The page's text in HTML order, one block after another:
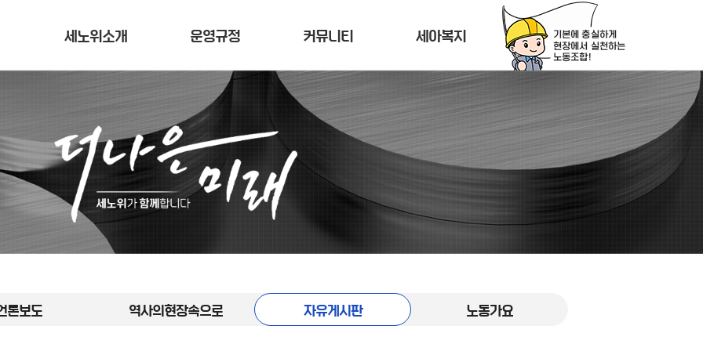
세노위소개 운영규정 커뮤니티 세아복지
론보도 역사의현장속으로 자유게시판 노동가요